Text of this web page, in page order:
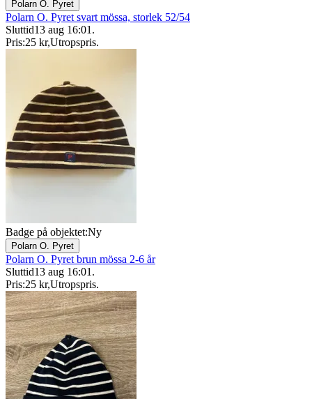
Polarn O. Pyret
Polarn O. Pyret svart mössa, storlek 52/54
Sluttid13 aug 16:01 .
Pris:25 kr,Utropspris.
Badge på objektet:Ny
Polarn O. Pyret
Polarn O. Pyret brun mössa 2-6 år
Sluttid13 aug 16:01 .
Pris:25 kr,Utropspris.